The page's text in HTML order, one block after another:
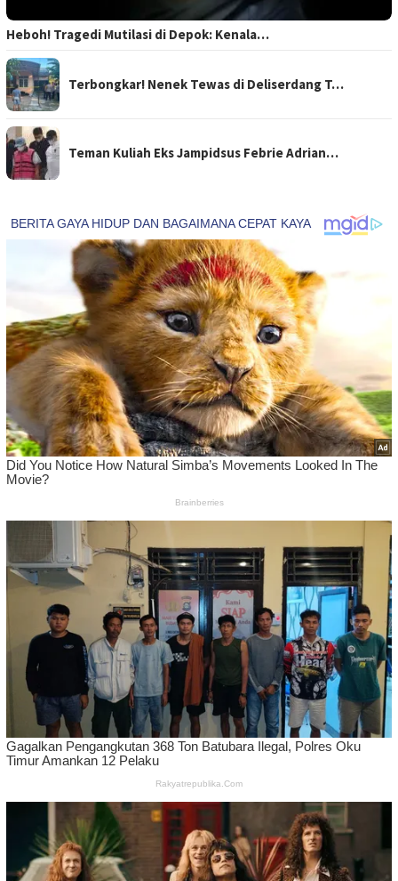
Heboh! Tragedi Mutilasi di Depok: Kenala…
Terbongkar! Nenek Tewas di Deliserdang T…
Teman Kuliah Eks Jampidsus Febrie Adrian…